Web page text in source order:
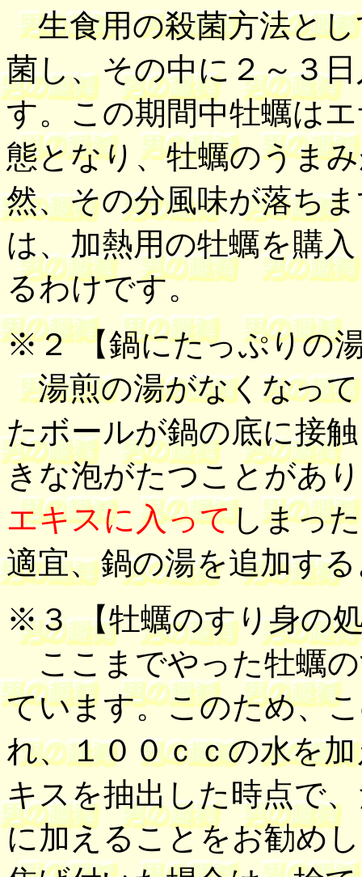
生食用の殺菌方法とし
菌し、その中に２～３
す。この期間中牡蠣は
態となり、牡蠣のうま
然、その分風味が落ち
は、加熱用の牡蠣を購
るわけです。
※２ 【鍋にたっぷりの
湯煎の湯がなくなっ
たボールが鍋の底に接
きな泡がたつことがあ
エキスに入ってしまっ
適宜、鍋の湯を追加す
※３ 【牡蠣のすり身の
ここまでやった牡蠣
ています。このため、
れ、１００ｃｃの水を
キスを抽出した時点で
に加えることをお勧め